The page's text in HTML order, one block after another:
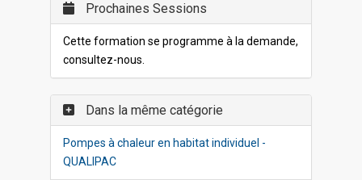
Prochaines Sessions
Cette formation se programme à la demande,
consultez-nous.
Dans la même catégorie
Pompes à chaleur en habitat individuel -
QUALIPAC